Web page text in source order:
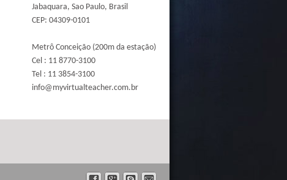
Jabaquara, Sao Paulo, Brasil
CEP: 04309-0101
Metrô Conceição (200m da estação)
Cel : 11 8770-3100
Tel : 11 3854-3100
info@myvirtualteacher.com.br